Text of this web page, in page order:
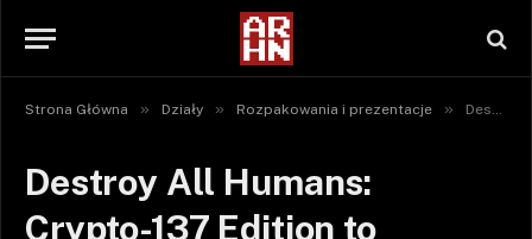
Strona Główna » Działy » Rozpakowania i prezentacje » Destroy All Humans: Crypto-137 Edition to największa kolekcjonerka jaką widziałem!
Destroy All Humans:
Crypto-137 Edition to